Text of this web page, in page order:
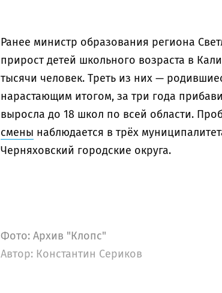
Ранее министр образования региона
прирост детей школьного возраста в
тысячи человек. Треть из них —
нарастающим итогом, за три года
выросла до 18 школ по всей области.
смены наблюдается в трёх
Черняховский городские округа.
Фото: Архив "Клопс"
Автор: Константин Сериков